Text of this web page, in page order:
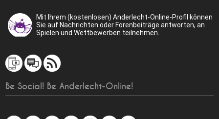
Mit Ihrem (kostenlosen) Anderlecht-Online-Profil können
Sie auf Nachrichten oder Forenbeiträge antworten, an
Spielen und Wettbewerben teilnehmen.
Be Social! Be Anderlecht-Online!